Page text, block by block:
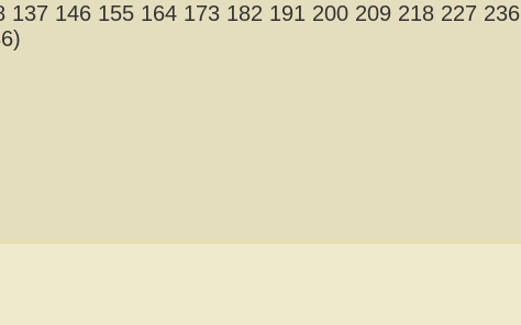
146 155 164 173 182 191 200 209 218 227 236